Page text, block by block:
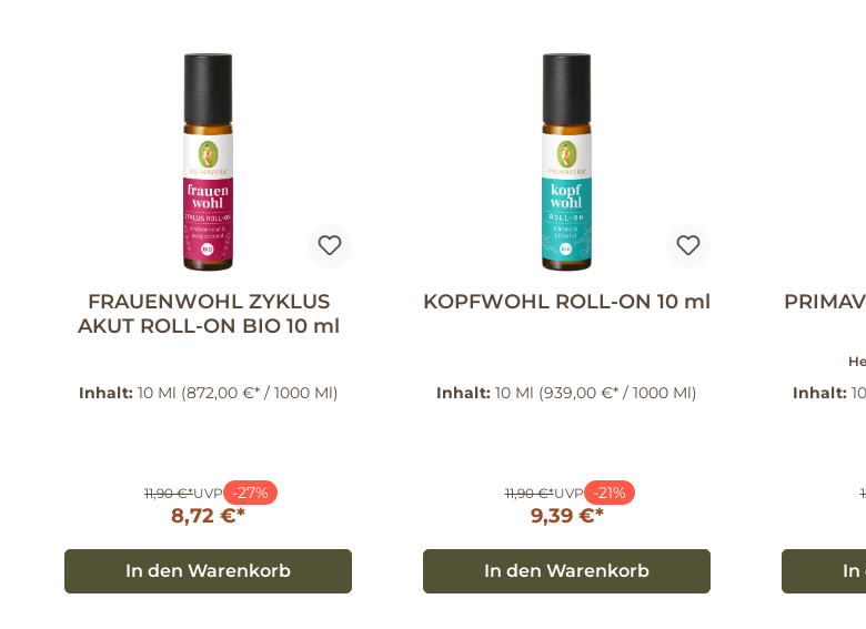
FRAUENWOHL ZYKLUS
AKUT ROLL-ON BIO 10 ml
Inhalt: 10 Ml (872,00 €* / 1000 Ml)
11,90 €*UVP -27%
8,72 €*
In den Warenkorb
KOPFWOHL ROLL-ON 10 ml
Inhalt: 10 Ml (939,00 €* / 1000 Ml)
11,90 €*UVP -21%
9,39 €*
In den Warenkorb
Inhalt:
In